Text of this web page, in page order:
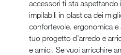
accessori ti sta aspettando
impilabili in plastica dei
confortevole, ergonomica
tuo progetto d'arredo e
e amici. Se vuoi arricchire